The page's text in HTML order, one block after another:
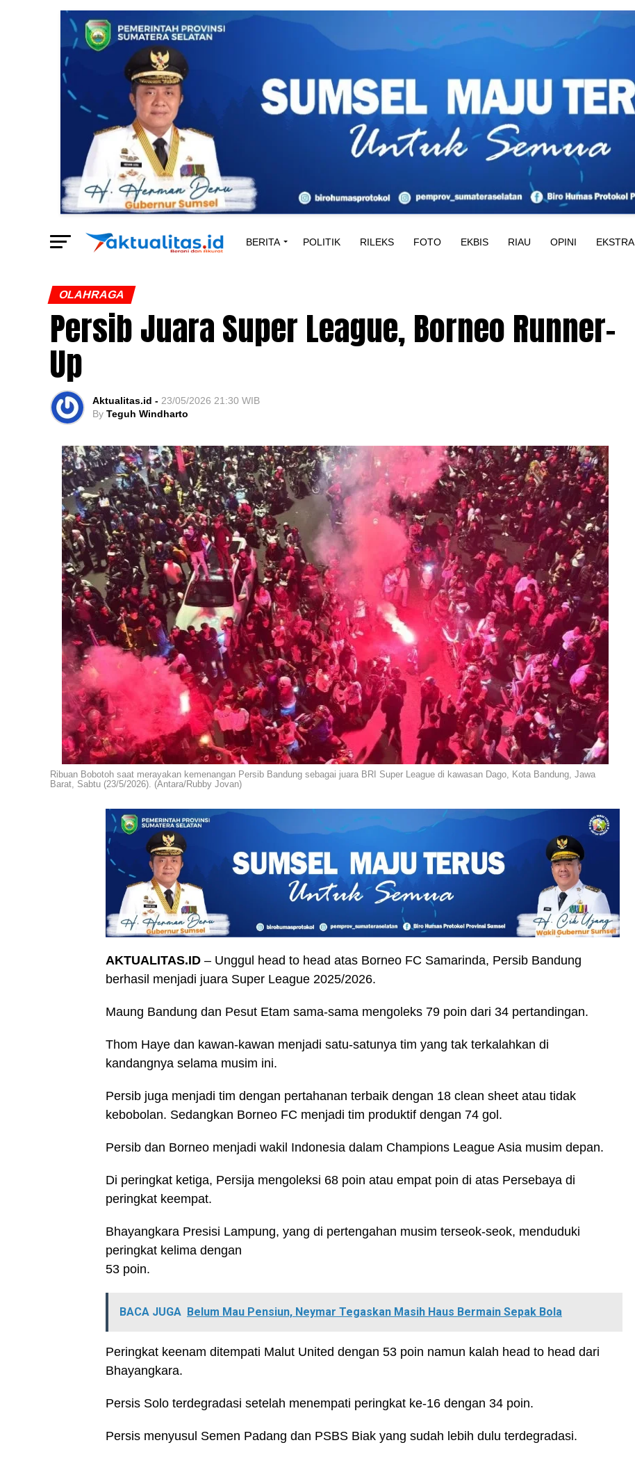
BERITA POLITIK RILEKS FOTO EKBIS RIAU OPINI EKSTRA
OLAHRAGA
Persib Juara Super League, Borneo Runner-
Up
Aktualitas.id - 23/05/2026 21:30 WIB
By Teguh Windharto
Ribuan Bobotoh saat merayakan kemenangan Persib Bandung sebagai juara BRI Super League di kawasan Dago, Kota Bandung, Jawa
Barat, Sabtu (23/5/2026). (Antara/Rubby Jovan)
AKTUALITAS.ID – Unggul head to head atas Borneo FC Samarinda, Persib Bandung
berhasil menjadi juara Super League 2025/2026.
Maung Bandung dan Pesut Etam sama-sama mengoleks 79 poin dari 34 pertandingan.
Thom Haye dan kawan-kawan menjadi satu-satunya tim yang tak terkalahkan di
kandangnya selama musim ini.
Persib juga menjadi tim dengan pertahanan terbaik dengan 18 clean sheet atau tidak
kebobolan. Sedangkan Borneo FC menjadi tim produktif dengan 74 gol.
Persib dan Borneo menjadi wakil Indonesia dalam Champions League Asia musim depan.
Di peringkat ketiga, Persija mengoleksi 68 poin atau empat poin di atas Persebaya di
peringkat keempat.
Bhayangkara Presisi Lampung, yang di pertengahan musim terseok-seok, menduduki
peringkat kelima dengan
53 poin.
BACA JUGA Belum Mau Pensiun, Neymar Tegaskan Masih Haus Bermain Sepak Bola
Peringkat keenam ditempati Malut United dengan 53 poin namun kalah head to head dari
Bhayangkara.
Persis Solo terdegradasi setelah menempati peringkat ke-16 dengan 34 poin.
Persis menyusul Semen Padang dan PSBS Biak yang sudah lebih dulu terdegradasi.